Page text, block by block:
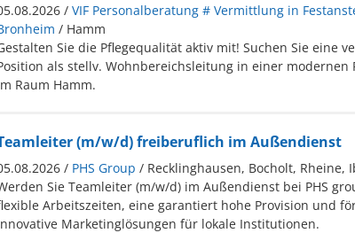
/ VIF Personalberatung # Vermittlung in
/ Hamm
Sie die Pflegequalität aktiv mit! Suchen Sie eine
als stellv. Wohnbereichsleitung in einer modernen
Raum Hamm.
(m/w/d) freiberuflich im Außendienst
/ PHS Group / Recklinghausen, Bocholt, Rheine,
Sie Teamleiter (m/w/d) im Außendienst bei PHS
Arbeitszeiten, eine garantiert hohe Provision und
Marketinglösungen für lokale Institutionen.